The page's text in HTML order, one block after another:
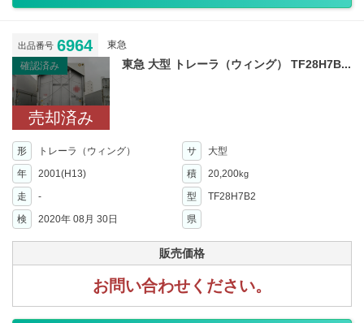
出品番号 6964
東急
確認済み
売却済み
東急 大型 トレーラ（ウィング） TF28H7B...
形 トレーラ（ウィング） サ
大型
年
2001(H13) 積 20,200kg
走 - 型
TF28H7B2
検
2020年 08月 30日 県
販売価格
お問い合わせください。